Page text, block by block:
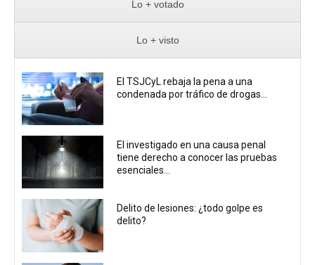
Lo + votado
Lo + visto
El TSJCyL rebaja la pena a una
condenada por tráfico de drogas...
El investigado en una causa penal
tiene derecho a conocer las pruebas
esenciales...
Delito de lesiones: ¿todo golpe es
delito?